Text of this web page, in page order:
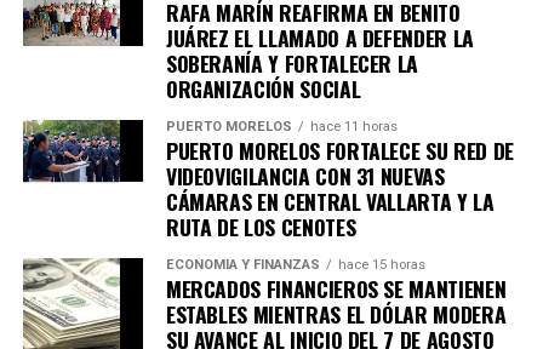
RAFA MARÍN REAFIRMA EN BENITO
JUÁREZ EL LLAMADO A DEFENDER LA
SOBERANÍA Y FORTALECER LA
ORGANIZACIÓN SOCIAL
PUERTO MORELOS hace 11 horas
PUERTO MORELOS FORTALECE SU RED DE
VIDEOVIGILANCIA CON 31 NUEVAS
CÁMARAS EN CENTRAL VALLARTA Y LA
RUTA DE LOS CENOTES
ECONOMÍA Y FINANZAS hace 15 horas
MERCADOS FINANCIEROS SE MANTIENEN
ESTABLES MIENTRAS EL DÓLAR MODERA
SU AVANCE AL INICIO DEL 7 DE AGOSTO